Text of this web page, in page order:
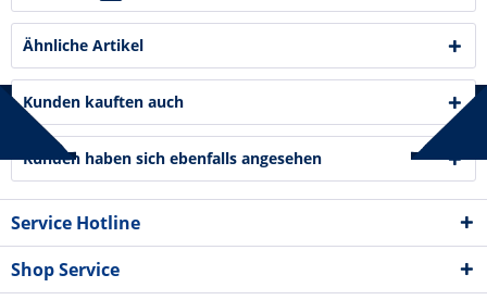
Ähnliche Artikel
Kunden kauften auch
Kunden haben sich ebenfalls angesehen
Service Hotline
Shop Service